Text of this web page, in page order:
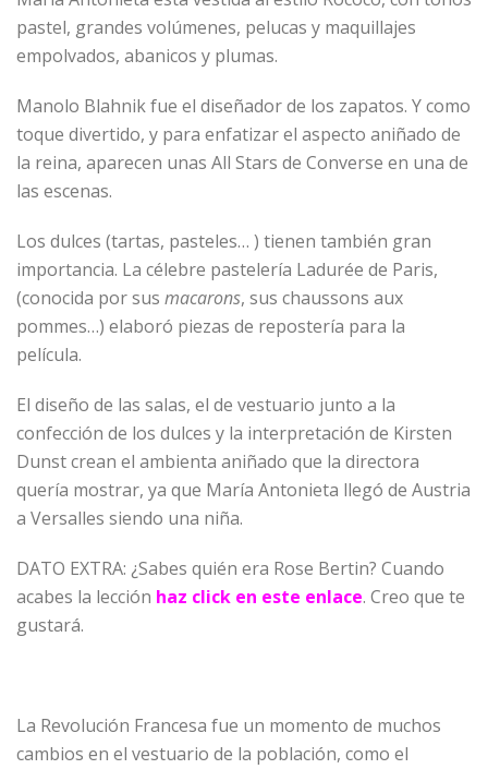
pastel, grandes volúmenes, pelucas y maquillajes
empolvados, abanicos y plumas.
Manolo Blahnik fue el diseñador de los zapatos. Y como
toque divertido, y para enfatizar el aspecto aniñado de
la reina, aparecen unas All Stars de Converse en una de
las escenas.
Los dulces (tartas, pasteles… ) tienen también gran
importancia. La célebre pastelería Ladurée de Paris,
(conocida por sus macarons, sus chaussons aux
pommes…) elaboró piezas de repostería para la
película.
El diseño de las salas, el de vestuario junto a la
confección de los dulces y la interpretación de Kirsten
Dunst crean el ambienta aniñado que la directora
quería mostrar, ya que María Antonieta llegó de Austria
a Versalles siendo una niña.
DATO EXTRA: ¿Sabes quién era Rose Bertin? Cuando
acabes la lección haz click en este enlace. Creo que te
gustará.
La Revolución Francesa fue un momento de muchos
cambios en el vestuario de la población, como el